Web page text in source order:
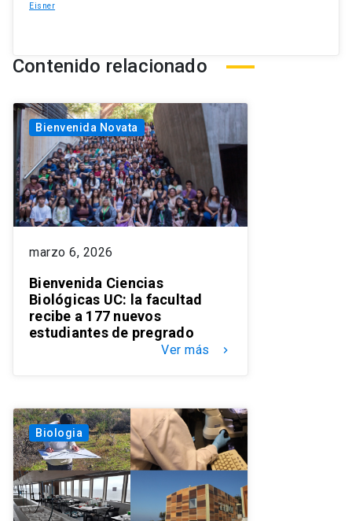
Eisner
Contenido relacionado
Bienvenida Novata
marzo 6, 2026
Bienvenida Ciencias
Biológicas UC: la facultad
recibe a 177 nuevos
estudiantes de pregrado
Ver más keyboard_arrow_right
Biologia